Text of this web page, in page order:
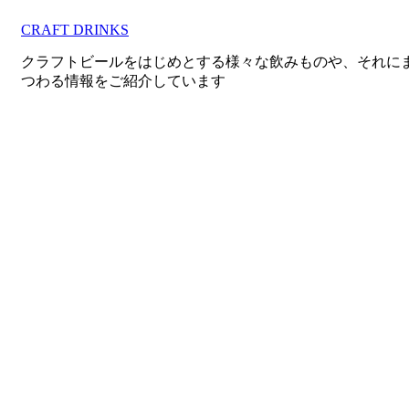
CRAFT DRINKS
クラフトビールをはじめとする様々な飲みものや、それに
つわる情報をご紹介しています